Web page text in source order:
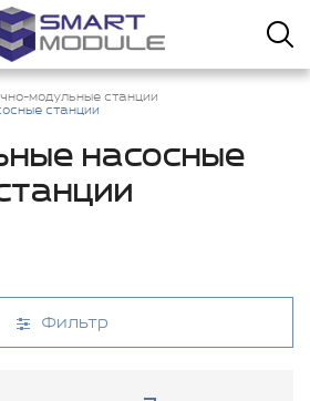
модульные станции
станции
насосные
Фильтр